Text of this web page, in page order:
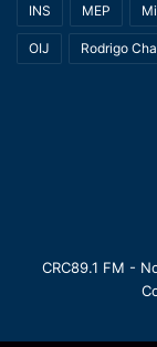
INS MEP
OIJ Rodrigo
CRC89.1 FM -